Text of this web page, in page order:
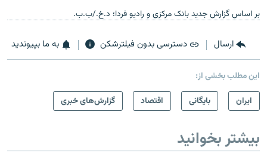
بر اساس گزارش جدید بانک مرکزی و رادیو فردا؛ د.خ./ب.ب.
ارسال دسترسی بدون فیلترشکن به ما بپیوندید
این مطلب بخشی از:
ايران
بایگانی اقتصاد گزارش‌های خبری
بیشتر بخوانید